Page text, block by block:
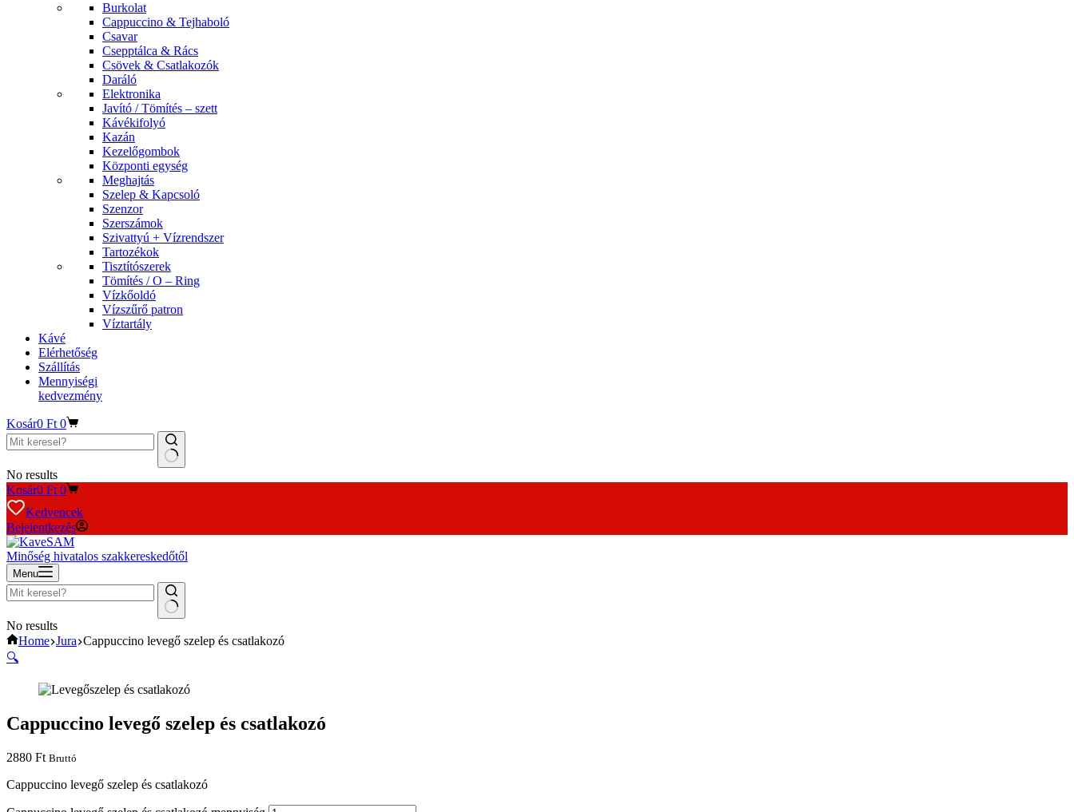
Burkolat
Cappuccino & Tejhaboló
Csavar
Csepptálca & Rács
Csövek & Csatlakozók
Daráló
Elektronika
Javító / Tömítés – szett
Kávékifolyó
Kazán
Kezelőgombok
Központi egység
Meghajtás
Szelep & Kapcsoló
Szenzor
Szerszámok
Szivattyú + Vízrendszer
Tartozékok
Tisztítószerek
Tömítés / O – Ring
Vízkőoldó
Vízszűrő patron
Víztartály
Kávé
Elérhetőség
Szállítás
Mennyiségi
kedvezmény
Kosár0 Ft 0
No results
Kosár0 Ft 0
Kedvencek
Bejelentkezés
Minőség hivatalos szakkereskedőtől
Menu
No results
Home Jura Cappuccino levegő szelep és csatlakozó
🔍
Cappuccino levegő szelep és csatlakozó
2880 Ft Bruttó
Cappuccino levegő szelep és csatlakozó